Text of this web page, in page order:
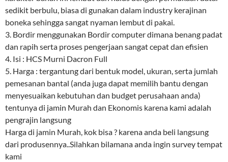
sedikit berbulu, biasa di gunakan dalam industry kerajinan
boneka sehingga sangat nyaman lembut di pakai.
3. Bordir menggunakan Bordir computer dimana benang padat
dan rapih serta proses pengerjaan sangat cepat dan efisien
4. Isi : HCS Murni Dacron Full
5. Harga : tergantung dari bentuk model, ukuran, serta jumlah
pemesanan bantal (anda juga dapat memilih bantu dengan
menyesuaikan kebutuhan dan budget perusahaan anda)
tentunya di jamin Murah dan Ekonomis karena kami adalah
pengrajin langsung
Harga di jamin Murah, kok bisa ? karena anda beli langsung
dari produsennya..Silahkan bilamana anda ingin survey tempat
kami